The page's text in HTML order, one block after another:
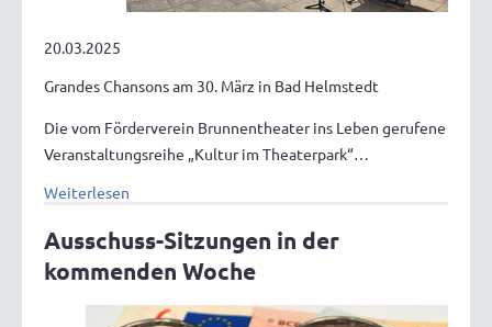
20.03.2025
Grandes Chansons am 30. März in Bad Helmstedt
Die vom Förderverein Brunnentheater ins Leben gerufene
Veranstaltungsreihe „Kultur im Theaterpark“…
Weiterlesen
Ausschuss-Sitzungen in der
kommenden Woche